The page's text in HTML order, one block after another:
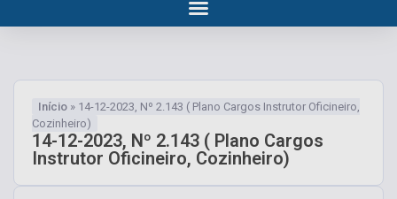
Início » 14-12-2023, Nº 2.143 ( Plano Cargos Instrutor Oficineiro,
Cozinheiro)
14-12-2023, Nº 2.143 ( Plano Cargos
Instrutor Oficineiro, Cozinheiro)